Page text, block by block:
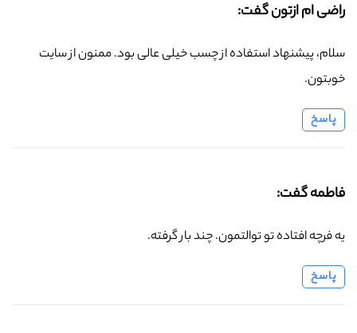
راضی ام ازتون گفت:
سلام، پیشنهاد استفاده از چسب خیلی عالی بود. ممنون از سایت
خوبتون.
پاسخ
فاطمه گفت:
یه فرچه افتاده تو توالتمون. چند بار گرفته.
پاسخ